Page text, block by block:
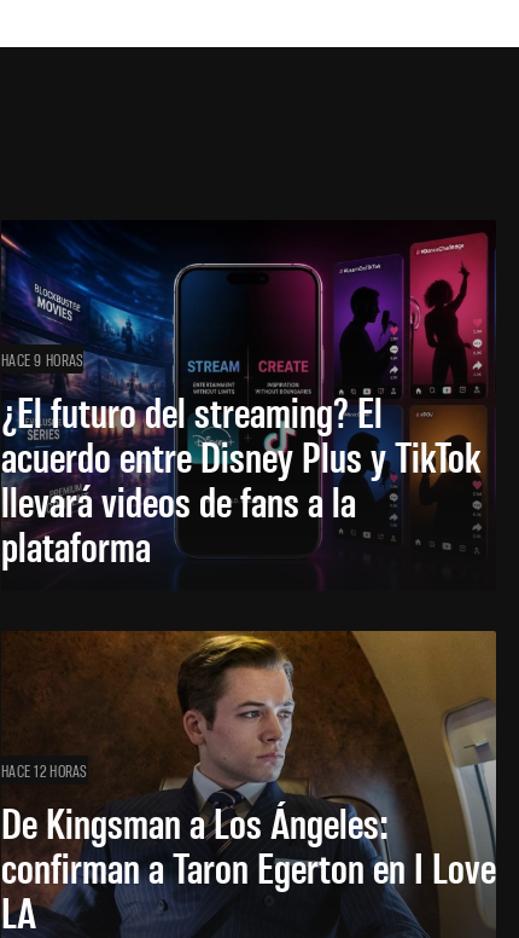
HACE 9 HORAS
¿El futuro del streaming? El
acuerdo entre Disney Plus y TikTok
llevará videos de fans a la
plataforma
HACE 12 HORAS
De Kingsman a Los Ángeles:
confirman a Taron Egerton en I Love
LA